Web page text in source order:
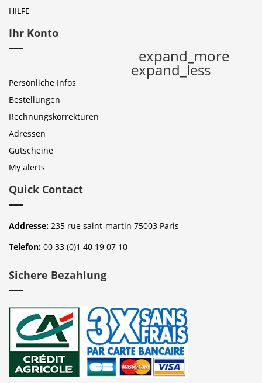
HILFE
Ihr Konto
expand_more
expand_less
Persönliche Infos
Bestellungen
Rechnungskorrekturen
Adressen
Gutscheine
My alerts
Quick Contact
Addresse: 235 rue saint-martin 75003 Paris
Telefon: 00 33 (0)1 40 19 07 10
Sichere Bezahlung